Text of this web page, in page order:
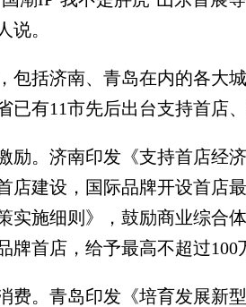
说。
括济南、青岛在内的各大城
已有11市先后出台支持首店
。济南印发《支持首店经济
店建设，国际品牌开设首店
实施细则》，鼓励商业综合
牌首店，给予最高不超过100
。青岛印发《培育发展新型